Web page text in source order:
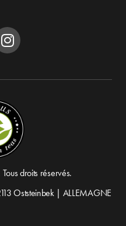
droits réservés.
Oststeinbek | ALLEMAGNE